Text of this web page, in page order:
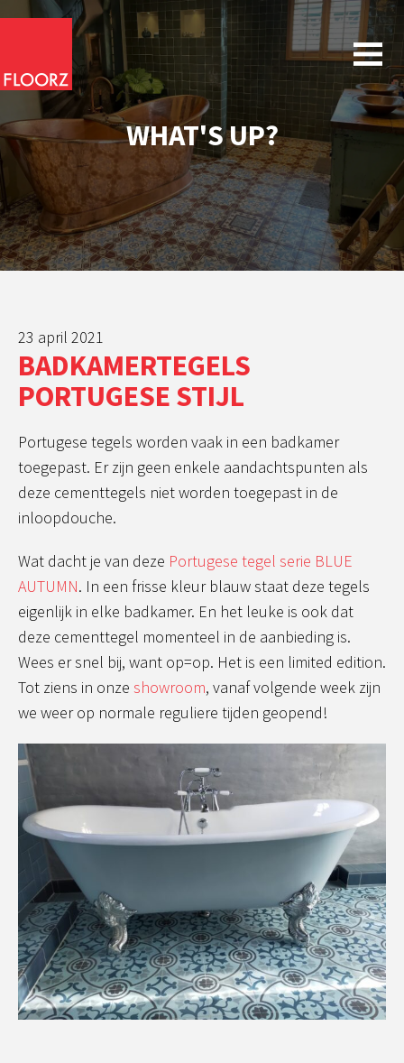
WHAT'S UP?
23 april 2021
BADKAMERTEGELS
PORTUGESE STIJL
Portugese tegels worden vaak in een badkamer
toegepast. Er zijn geen enkele aandachtspunten als
deze cementtegels niet worden toegepast in de
inloopdouche.
Wat dacht je van deze Portugese tegel serie BLUE
AUTUMN. In een frisse kleur blauw staat deze tegels
eigenlijk in elke badkamer. En het leuke is ook dat
deze cementtegel momenteel in de aanbieding is.
Wees er snel bij, want op=op. Het is een limited edition.
Tot ziens in onze showroom, vanaf volgende week zijn
we weer op normale reguliere tijden geopend!